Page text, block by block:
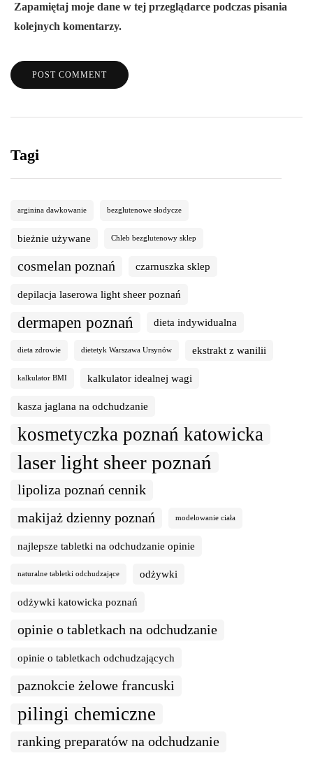
Zapamiętaj moje dane w tej przeglądarce podczas pisania
kolejnych komentarzy.
Tagi
arginina dawkowanie bezglutenowe słodycze
bieżnie używane Chleb bezglutenowy sklep
cosmelan poznań czarnuszka sklep
depilacja laserowa light sheer poznań
dermapen poznań dieta indywidualna
dieta zdrowie dietetyk Warszawa Ursynów ekstrakt z wanilii
kalkulator BMI kalkulator idealnej wagi
kasza jaglana na odchudzanie
kosmetyczka poznań katowicka
laser light sheer poznań
lipoliza poznań cennik
makijaż dzienny poznań
modelowanie ciała
najlepsze tabletki na odchudzanie opinie
naturalne tabletki odchudzające odżywki
odżywki katowicka poznań
opinie o tabletkach na odchudzanie
opinie o tabletkach odchudzających
paznokcie żelowe francuski
pilingi chemiczne
ranking preparatów na odchudzanie